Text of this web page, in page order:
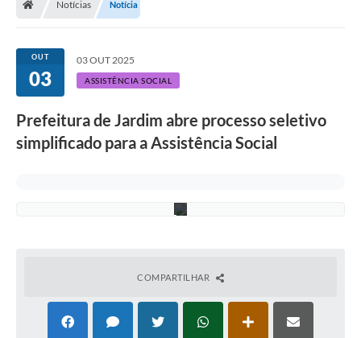
Notícias Notícia
OUT
03
03 OUT 2025
ASSISTÊNCIA SOCIAL
Prefeitura de Jardim abre processo seletivo
simplificado para a Assistência Social
l
g
COMPARTILHAR